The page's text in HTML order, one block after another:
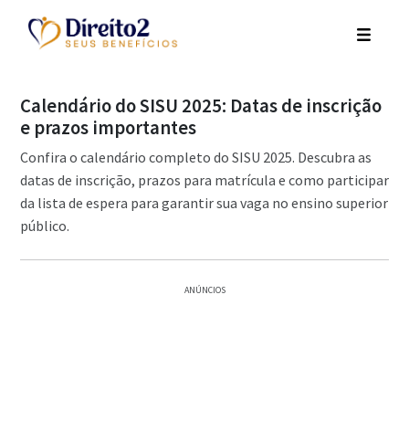
Calendário do SISU 2025: Datas de inscrição
e prazos importantes
Confira o calendário completo do SISU 2025. Descubra as
datas de inscrição, prazos para matrícula e como participar
da lista de espera para garantir sua vaga no ensino superior
público.
ANÚNCIOS